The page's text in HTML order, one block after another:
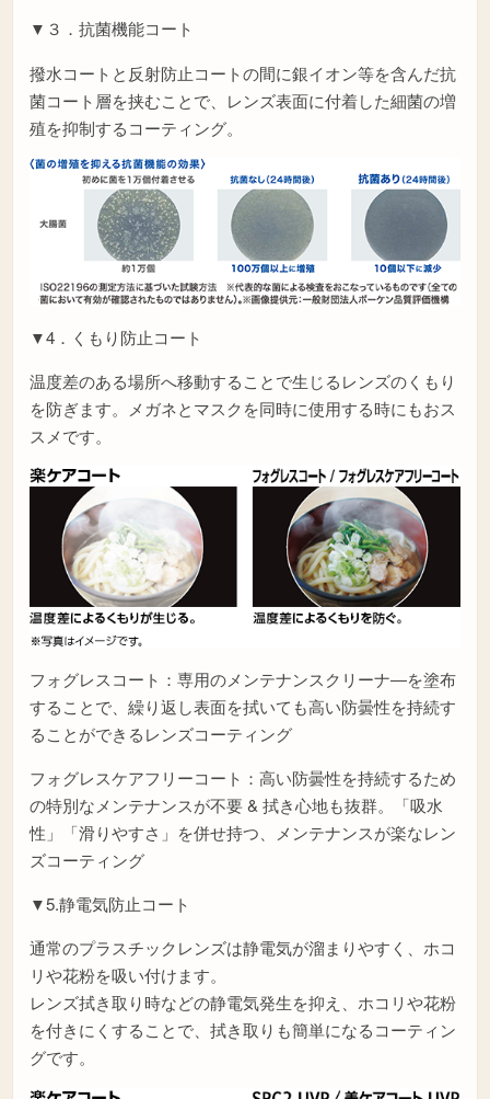
▼３．抗菌機能コート
撥水コートと反射防止コートの間に銀イオン等を含んだ抗
菌コート層を挟むことで、レンズ表面に付着した細菌の増
殖を抑制するコーティング。
▼4．くもり防止コート
温度差のある場所へ移動することで生じるレンズのくもり
を防ぎます。メガネとマスクを同時に使用する時にもおス
スメです。
フォグレスコート：専用のメンテナンスクリーナ―を塗布
することで、繰り返し表面を拭いても高い防曇性を持続す
ることができるレンズコーティング
フォグレスケアフリーコート：高い防曇性を持続するため
の特別なメンテナンスが不要 & 拭き心地も抜群。「吸水
性」「滑りやすさ」を併せ持つ、メンテナンスが楽なレン
ズコーティング
▼5.静電気防止コート
通常のプラスチックレンズは静電気が溜まりやすく、ホコ
リや花粉を吸い付けます。
レンズ拭き取り時などの静電気発生を抑え、ホコリや花粉
を付きにくすることで、拭き取りも簡単になるコーティン
グです。